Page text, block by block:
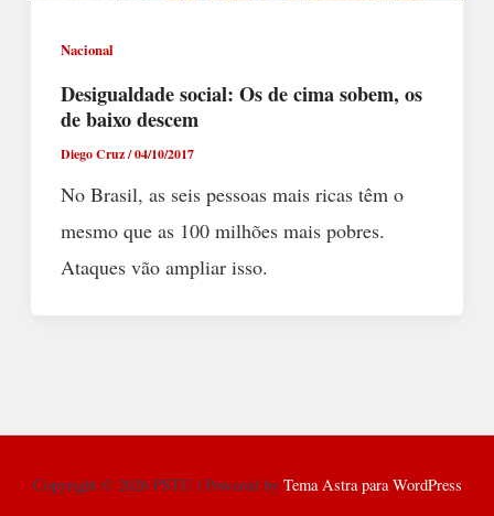
Nacional
Desigualdade social: Os de cima sobem, os
de baixo descem
Diego Cruz/04/10/2017
No Brasil, as seis pessoas mais ricas têm o
mesmo que as 100 milhões mais pobres.
Ataques vão ampliar isso.
Copyright © 2026 PSTU | Powered by Tema Astra para WordPress